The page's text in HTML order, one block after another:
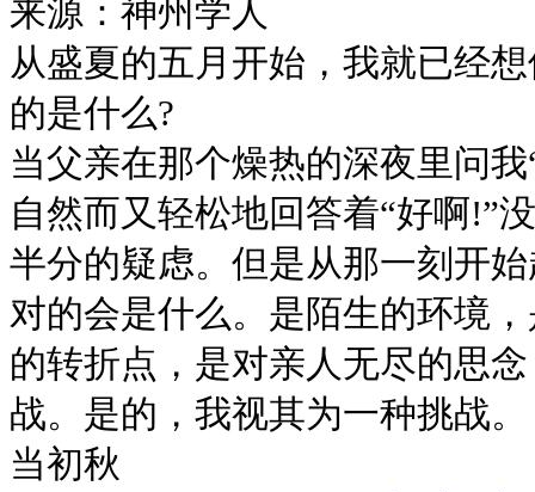
来源：神州学人
从盛夏的五月开始，我就已经
的是什么?
当父亲在那个燥热的深夜里问
自然而又轻松地回答着“好啊!”
半分的疑虑。但是从那一刻开
对的会是什么。是陌生的环境
的转折点，是对亲人无尽的思
战。是的，我视其为一种挑战。
当初秋